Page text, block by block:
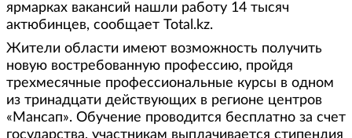
ярмарках вакансий нашли работу 14 тысяч
актюбинцев, сообщает Total.kz.
Жители области имеют возможность получить
новую востребованную профессию, пройдя
трехмесячные профессиональные курсы в одном
из тринадцати действующих в регионе центров
«Мансап». Обучение проводится бесплатно за счет
государства, участникам выплачивается стипендия